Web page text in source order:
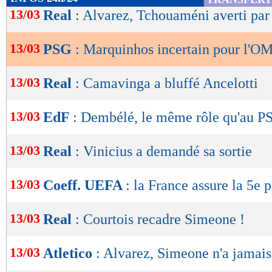
de
OK
13/03 Real : Alvarez, Tchouaméni averti
13/03 PSG : Marquinhos incertain pour
13/03 Real : Camavinga a bluffé Ancelotti
13/03 EdF : Dembélé, le même rôle qu'au
13/03 Real : Vinicius a demandé sa sortie
13/03 Coeff. UEFA : la France assure la 5e
13/03 Real : Courtois recadre Simeone !
13/03 Atletico : Alvarez, Simeone n'a